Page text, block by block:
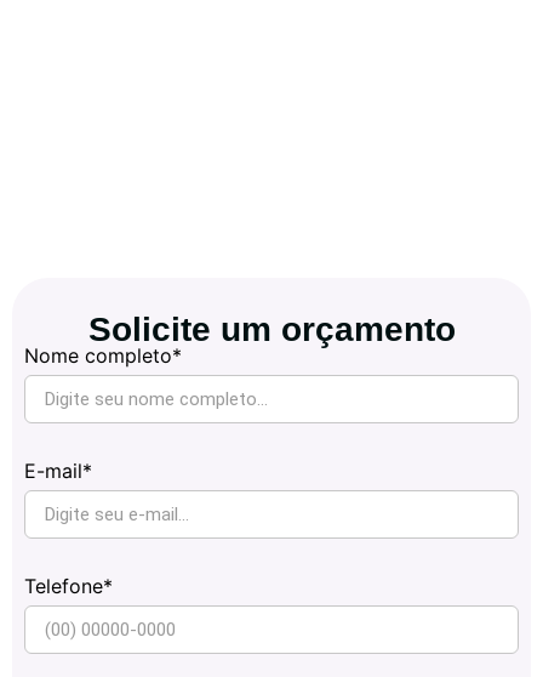
Solicite um orçamento
Nome completo*
E-mail*
Telefone*